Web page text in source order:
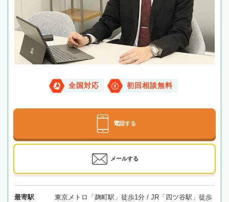
全国対応 初回相談無料
電話する
メールする
最寄駅
東京メトロ「麹町駅」徒歩1分 / JR「四ツ谷駅」徒歩